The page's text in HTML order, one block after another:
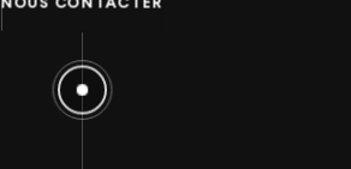
NOUS CONTACTER